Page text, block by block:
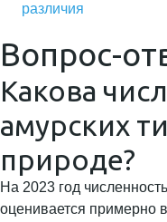
различия
Вопрос-
Какова
амурских
природе?
На 2023 год
оценивается примерно